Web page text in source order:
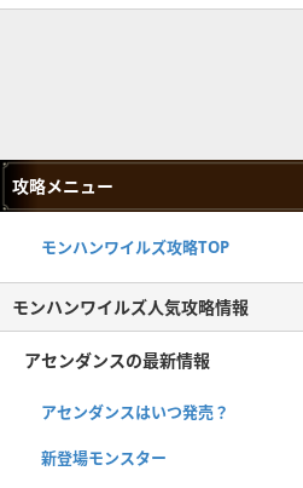
攻略メニュー
モンハンワイルズ攻略TOP
モンハンワイルズ人気攻略情報
アセンダンスの最新情報
アセンダンスはいつ発売？
新登場モンスター